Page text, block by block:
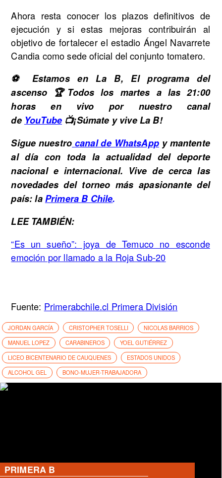
Ahora resta conocer los plazos definitivos de
ejecución y si estas mejoras contribuirán al
objetivo de fortalecer el estadio Ángel Navarrete
Candia como sede oficial del conjunto tomatero.
⚽ Estamos en La B, El programa del
ascenso 🏆Todos los martes a las 21:00
horas en vivo por nuestro canal
de YouTube 📺¡Súmate y vive La B!
Sigue nuestro canal de WhatsApp y mantente
al día con toda la actualidad del deporte
nacional e internacional. Vive de cerca las
novedades del torneo más apasionante del
país: laPrimera B Chile.
LEE TAMBIÉN:
“Es un sueño”: joya de Temuco no esconde
emoción por llamado a la Roja Sub-20
Fuente: Primerabchile.cl Primera División
JORDAN GARCÍA CRISTOPHER TOSELLI
NICOLAS BARRIOS
MANUEL LOPEZ
CARABINEROS
YOEL GUTIÉRREZ
LICEO BICENTENARIO DE CAUQUENES
ESTADOS UNIDOS
ALCOHOL GEL
BONO-MUJER-TRABAJADORA
PRIMERA B